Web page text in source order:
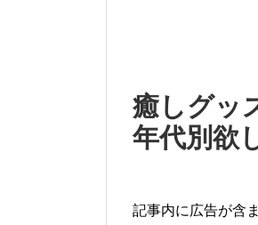
癒しグッ
年代別欲
記事内に広告が含